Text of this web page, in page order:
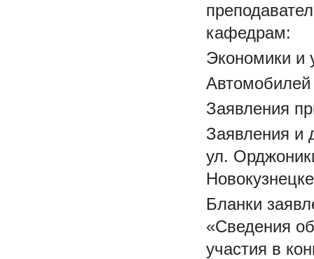
кафедрам:
Экономики и
Заявления
Заявления и
ул.
Бланки
«Сведения
участия в